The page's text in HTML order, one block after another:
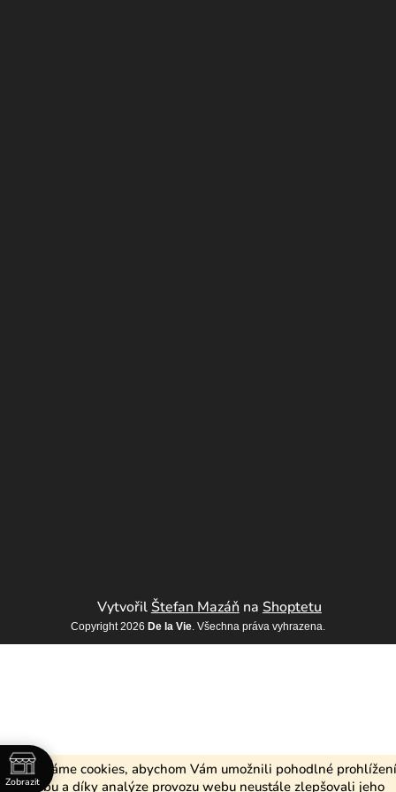
Používáme cookies, abychom Vám umožnili pohodlné prohlížení
webu a díky analýze provozu webu neustále zlepšovali jeho
VytvořilŠtefan Mazáň na Shoptetu
Copyright 2026 De la Vie. Všechna práva vyhrazena.
Zobrazit